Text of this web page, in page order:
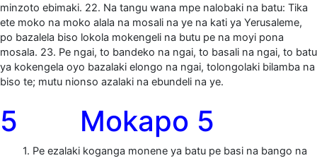
minzoto ebimaki. 22. Na tangu wana mpe nalobaki na batu: Tika
ete moko na moko alala na mosali na ye na kati ya Yerusaleme,
po bazalela biso lokola mokengeli na butu pe na moyi pona
mosala. 23. Pe ngai, to bandeko na ngai, to basali na ngai, to batu
ya kokengela oyo bazalaki elongo na ngai, tolongolaki bilamba na
biso te; mutu nionso azalaki na ebundeli na ye.
5 Mokapo 5
1. Pe ezalaki koganga monene ya batu pe basi na bango na